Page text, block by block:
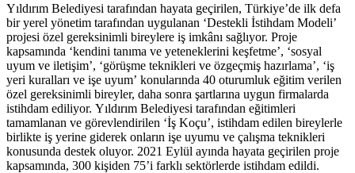
Yıldırım Belediyesi tarafından hayata geçirilen, Türkiye’de ilk defa
bir yerel yönetim tarafından uygulanan ‘Destekli İstihdam Modeli’
projesi özel gereksinimli bireylere iş imkânı sağlıyor. Proje
kapsamında ‘kendini tanıma ve yeteneklerini keşfetme’, ‘sosyal
uyum ve iletişim’, ‘görüşme teknikleri ve özgeçmiş hazırlama’, ‘iş
yeri kuralları ve işe uyum’ konularında 40 oturumluk eğitim verilen
özel gereksinimli bireyler, daha sonra şartlarına uygun firmalarda
istihdam ediliyor. Yıldırım Belediyesi tarafından eğitimleri
tamamlanan ve görevlendirilen ‘İş Koçu’, istihdam edilen bireylerle
birlikte iş yerine giderek onların işe uyumu ve çalışma teknikleri
konusunda destek oluyor. 2021 Eylül ayında hayata geçirilen proje
kapsamında, 300 kişiden 75’i farklı sektörlerde istihdam edildi.